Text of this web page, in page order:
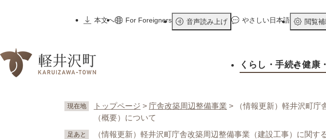
先
本文へ
For Foreigners 音声読み上げ やさしい日本語 閲覧
くらし ・手続き健康
現在地 トップページ > 庁舎改築周辺整備事業 >
（情報更新）軽井沢町
（概要）について
足あと （情報更新）軽井沢町庁舎改築周辺整備事業（建設工事）に関